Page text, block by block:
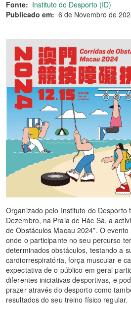
Fonte: Instituto do Desporto (ID)
Publicado em: 6 de Novembro de
Organizado pelo Instituto do Desporto
Dezembro, na Praia de Hác Sá, a
de Obstáculos Macau 2024”. O
onde o participante no seu percurso
determinados obstáculos, testando a
cardiorrespiratória, força muscular e
expectativa de o público em geral
diferentes iniciativas desportivas, e
prazer através do desporto como
resultados do seu treino físico regular.